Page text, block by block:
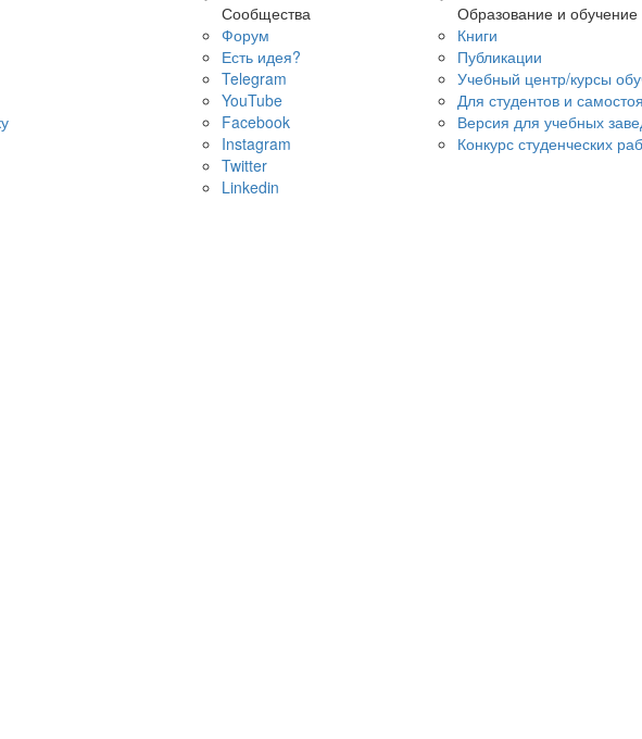
Сообщества
Форум
Есть идея?
Telegram
YouTube
Facebook
Instagram
Twitter
Linkedin
Образование и обучение
Книги
Публикации
Учебный центр/курсы
Для студентов и
Версия для учебных
Конкурс студенческих